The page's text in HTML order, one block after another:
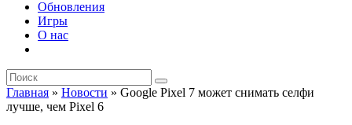
Обновления
Игры
О нас
Главная » Новости » Google Pixel 7 может снимать селфи
лучше, чем Pixel 6